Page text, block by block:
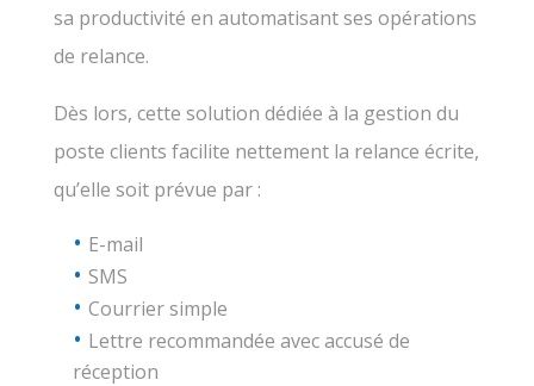
sa productivité en automatisant ses opérations
de relance.
Dès lors, cette solution dédiée à la gestion du
poste clients facilite nettement la relance écrite,
qu’elle soit prévue par :
E-mail
SMS
Courrier simple
Lettre recommandée avec accusé de
réception